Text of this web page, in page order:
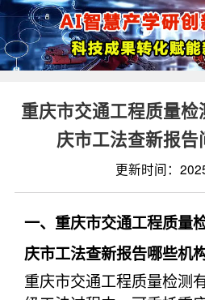
重庆市交通工程质量
庆市工法查新报
更新时间：
一、重庆市交通工程质量
庆市工法查新报告哪些机
重庆市交通工程质量检测